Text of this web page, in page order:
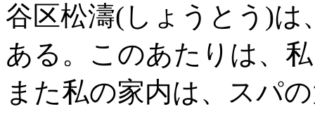
谷区松濤(しょうとう)は
ある。このあたりは、
また私の家内は、スパ